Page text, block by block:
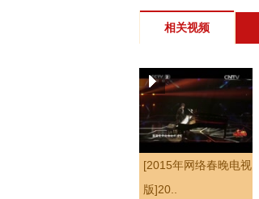
相关视频
[2015年网络春晚电视
版]20..